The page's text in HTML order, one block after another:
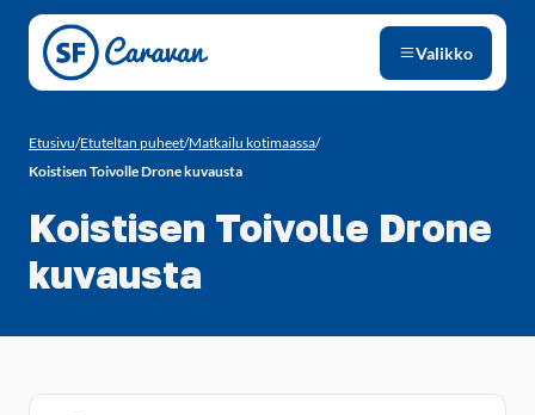
Siirry sivun sisältöön
Valikko
Etusivu/Etuteltan puheet/Matkailu kotimaassa/
Koistisen Toivolle Drone kuvausta
Koistisen Toivolle Drone
kuvausta